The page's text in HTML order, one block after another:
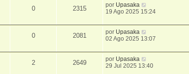
0 2315 por Upasaka
19 Ago 2025 15:24
0 2081 por Upasaka
02 Ago 2025 13:07
2 2649 por Upasaka
29 Jul 2025 13:40